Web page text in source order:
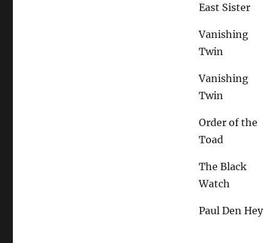
East Sister
Vanishing
Twin
Vanishing
Twin
Order of the
Toad
The Black
Watch
Paul Den